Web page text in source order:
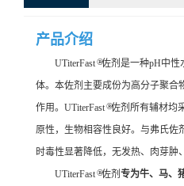
产品介绍
UTiterFast®佐剂是一种pH中性
体。本佐剂主要成份为高分子聚合
作用。UTiterFast®佐剂所有辅材均
原性，生物相容性良好。与弗氏佐
时毒性显著降低，无发热、肉芽肿
UTiterFast®佐剂 专为牛、马、